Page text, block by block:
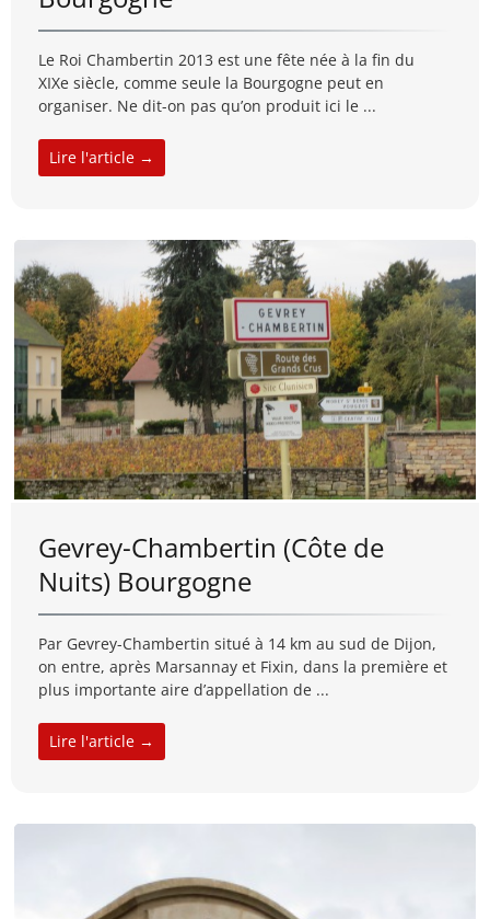
Le Roi Chambertin 2013 est une fête née à la fin du
XIXe siècle, comme seule la Bourgogne peut en
organiser. Ne dit-on pas qu’on produit ici le ...
Lire l'article →
Gevrey-Chambertin (Côte de
Nuits) Bourgogne
Par Gevrey-Chambertin situé à 14 km au sud de Dijon,
on entre, après Marsannay et Fixin, dans la première et
plus importante aire d’appellation de ...
Lire l'article →